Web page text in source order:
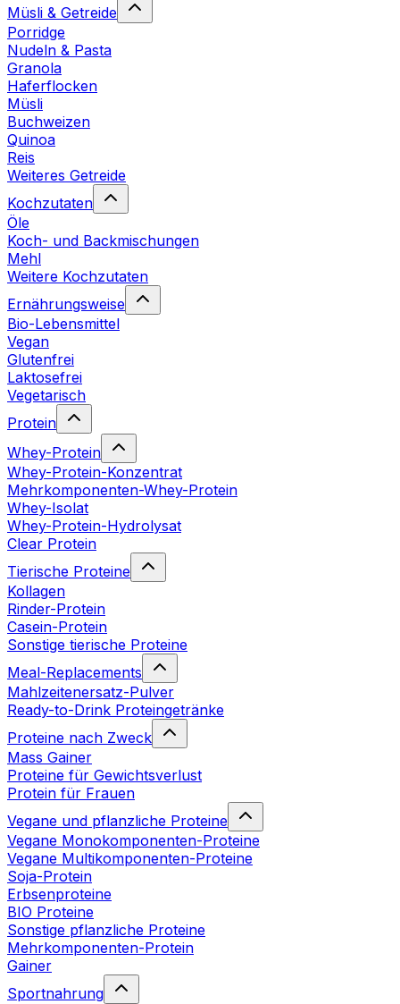
Müsli & Getreide
Porridge
Nudeln & Pasta
Granola
Haferflocken
Müsli
Buchweizen
Quinoa
Reis
Weiteres Getreide
Kochzutaten
Öle
Koch- und Backmischungen
Mehl
Weitere Kochzutaten
Ernährungsweise
Bio-Lebensmittel
Vegan
Glutenfrei
Laktosefrei
Vegetarisch
Protein
Whey-Protein
Whey-Protein-Konzentrat
Mehrkomponenten-Whey-Protein
Whey-Isolat
Whey-Protein-Hydrolysat
Clear Protein
Tierische Proteine
Kollagen
Rinder-Protein
Casein-Protein
Sonstige tierische Proteine
Meal-Replacements
Mahlzeitenersatz-Pulver
Ready-to-Drink Proteingetränke
Proteine nach Zweck
Mass Gainer
Proteine für Gewichtsverlust
Protein für Frauen
Vegane und pflanzliche Proteine
Vegane Monokomponenten-Proteine
Vegane Multikomponenten-Proteine
Soja-Protein
Erbsenproteine
BIO Proteine
Sonstige pflanzliche Proteine
Mehrkomponenten-Protein
Gainer
Sportnahrung